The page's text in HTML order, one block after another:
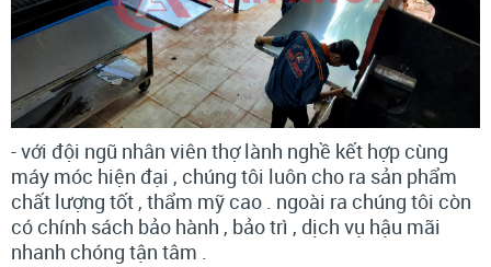
- với đội ngũ nhân viên thợ lành nghề kết hợp cùng
máy móc hiện đại , chúng tôi luôn cho ra sản phẩm
chất lượng tốt , thẩm mỹ cao . ngoài ra chúng tôi còn
có chính sách bảo hành , bảo trì , dịch vụ hậu mãi
nhanh chóng tận tâm .